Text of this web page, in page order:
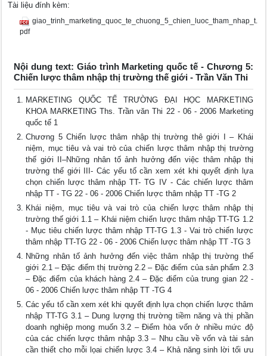
Tài liệu đính kèm:
giao_trinh_marketing_quoc_te_chuong_5_chien_luoc_tham_nhap_t.
pdf
Nội dung text: Giáo trình Marketing quốc tế - Chương 5:
Chiến lược thâm nhập thị trường thế giới - Trần Văn Thi
MARKETING QUỐC TẾ TRƯỜNG ĐẠI HỌC MARKETING
KHOA MARKETING Ths. Trần văn Thi 22 - 06 - 2006 Marketing
quốc tế 1
Chương 5 Chiến lược thâm nhập thị trường thê giới I – Khái
niệm, mục tiêu và vai trò của chiến lược thâm nhập thị trường
thế giới II–Những nhân tố ảnh hưởng đến việc thâm nhập thị
trường thế giới III- Các yếu tố cần xem xét khi quyết định lựa
chọn chiến lược thâm nhập TT- TG IV - Các chiến lược thâm
nhập TT - TG 22 - 06 - 2006 Chiến lược thâm nhập TT -TG 2
Khái niệm, mục tiêu và vai trò của chiến lược thâm nhập thị
trường thế giới 1.1 – Khái niệm chiến lược thâm nhập TT-TG 1.2
- Mục tiêu chiến lược thâm nhập TT-TG 1.3 - Vai trò chiến lược
thâm nhập TT-TG 22 - 06 - 2006 Chiến lược thâm nhập TT -TG 3
Những nhân tố ảnh hưởng đến việc thâm nhập thị trường thế
giới 2.1 – Đặc điểm thị trường 2.2 – Đặc điểm của sản phẩm 2.3
– Đặc điểm của khách hàng 2.4 – Đặc điểm của trung gian 22 -
06 - 2006 Chiến lược thâm nhập TT -TG 4
Các yếu tố cần xem xét khi quyết định lựa chọn chiến lược thâm
nhập TT-TG 3.1 – Dung lượng thị trường tiềm năng và thị phần
doanh nghiệp mong muốn 3.2 – Điểm hòa vốn ở nhiều mức độ
của các chiến lược thâm nhập 3.3 – Nhu cầu về vốn và tài sản
cần thiết cho mỗi lọai chiến lược 3.4 – Khả năng sinh lời tối ưu